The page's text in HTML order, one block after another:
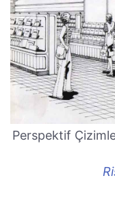
Perspektif